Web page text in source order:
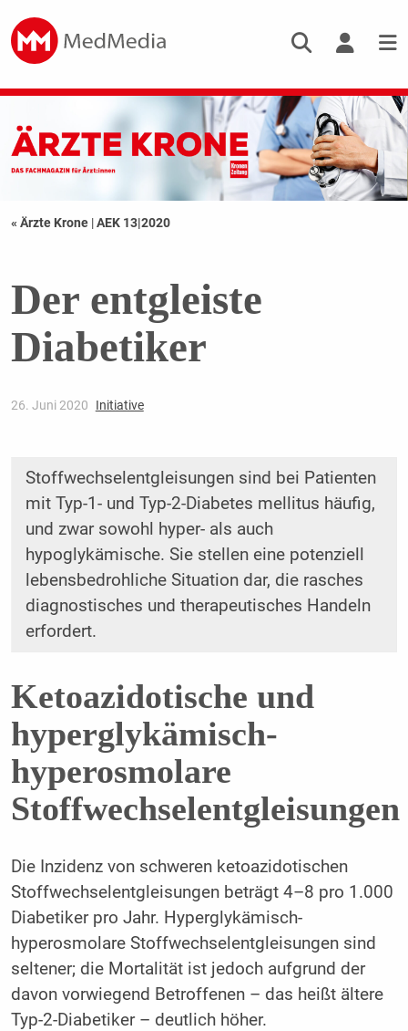
« Ärzte Krone |AEK 13|2020
Der entgleiste
Diabetiker
26. Juni 2020 Initiative
Stoffwechselentgleisungen sind bei Patienten
mit Typ-1- und Typ-2-Diabetes mellitus häufig,
und zwar sowohl hyper- als auch
hypoglykämische. Sie stellen eine potenziell
lebensbedrohliche Situation dar, die rasches
diagnostisches und therapeutisches Handeln
erfordert.
Ketoazidotische und
hyperglykämisch-
hyperosmolare
Stoffwechselentgleisungen
Die Inzidenz von schweren ketoazidotischen
Stoffwechselentgleisungen beträgt 4–8 pro 1.000
Diabetiker pro Jahr. Hyperglykämisch-
hyperosmolare Stoffwechselentgleisungen sind
seltener; die Mortalität ist jedoch aufgrund der
davon vorwiegend Betroffenen – das heißt ältere
Typ-2-Diabetiker – deutlich höher.